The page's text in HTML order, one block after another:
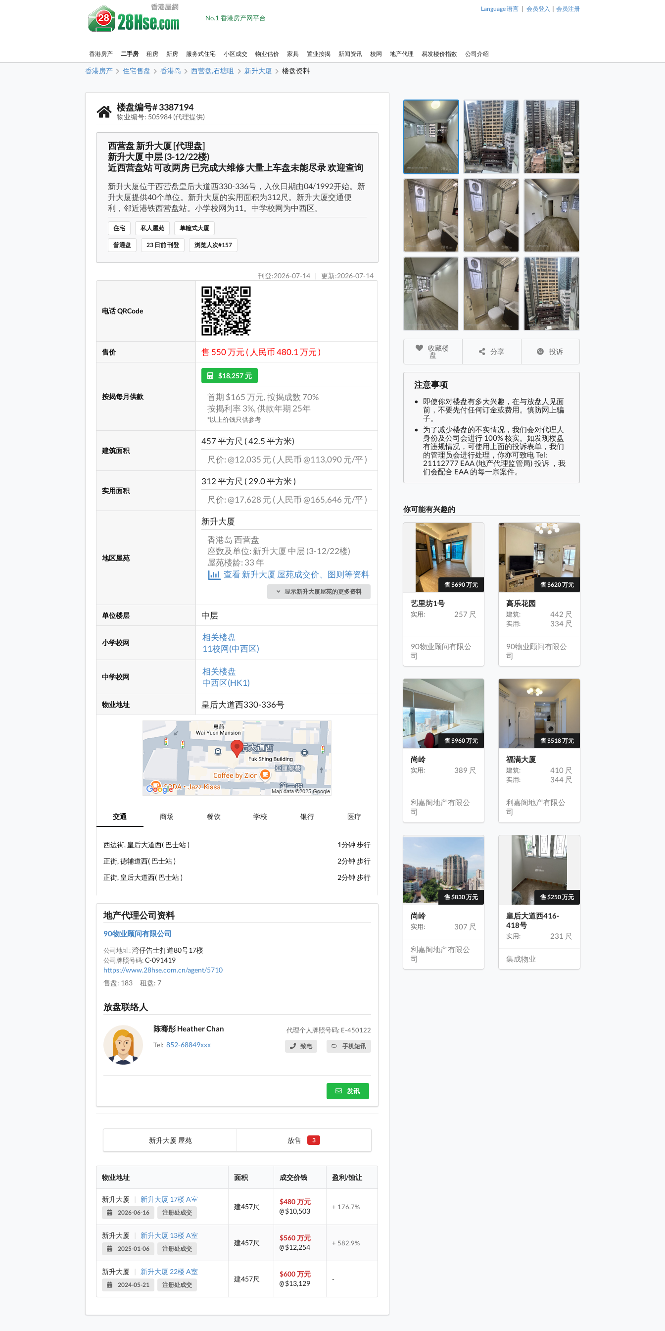
No.1 香港房产网平台
Language 语言 | 会员登入 | 会员注册
香港房产 二手房 租房 新房 服务式住宅 小区成交 物业估价 家具 置业按揭 新闻资讯 校网 地产代理 易发楼价指数 公司介绍
香港房产 住宅售盘 香港岛 西营盘,石塘咀 新升大厦 楼盘资料
楼盘编号# 3387194
物业编号: 505984 (代理提供)
西营盘 新升大厦 [代理盘]
新升大厦 中层 (3-12/22楼)
近西营盘站 可改两房 已完成大维修 大量上车盘未能尽录 欢迎查询
新升大厦位于西营盘皇后大道西330-336号，入伙日期由04/1992开始。新
升大厦提供40个单位。新升大厦的实用面积为312尺。新升大厦交通便
利，邻近港铁西营盘站。小学校网为11。中学校网为中西区。
住宅 私人屋苑 单幢式大厦
普通盘 23 日前 刊登 浏览人次#157
刊登:2026-07-14 | 更新:2026-07-14
电话 QRCode
售价 售 550 万元 ( 人民币 480.1 万元 )
按揭每月供款
$18,257 元
首期 $165 万元, 按揭成数 70%
按揭利率 3%, 供款年期 25年
*以上价钱只供参考
建筑面积
457 平方尺 ( 42.5 平方米)
尺价: @12,035 元 ( 人民币 @113,090 元/平 )
实用面积
312 平方尺 ( 29.0 平方米 )
尺价: @17,628 元 ( 人民币 @165,646 元/平 )
地区屋苑
新升大厦
香港岛 西营盘
座数及单位: 新升大厦 中层 (3-12/22楼)
屋苑楼龄: 33 年
查看 新升大厦 屋苑成交价、图则等资料
显示新升大厦屋苑的更多资料
单位楼层 中层
小学校网
相关楼盘
11校网(中西区)
中学校网
相关楼盘
中西区(HK1)
物业地址 皇后大道西330-336号
交通 商场 餐饮 学校 银行 医疗
西边街, 皇后大道西( 巴士站 )
1分钟 步行
正街, 德辅道西( 巴士站 )
2分钟 步行
正街, 皇后大道西( 巴士站 )
2分钟 步行
地产代理公司资料
90物业顾问有限公司
公司地址:湾仔告士打道80号17楼
公司牌照号码:C-091419
https://www.28hse.com.cn/agent/5710
售盘: 183
租盘: 7
放盘联络人
陈骞彤 Heather Chan
代理个人牌照号码: E-450122
Tel: 852-68849xxx 致电 手机短讯
发讯
新升大厦 屋苑 放售 3
物业地址 面积 成交价钱 盈利/蚀让
新升大厦 | 新升大厦 17楼 A室
2026-06-16 注册处成交
建457尺
$480 万元
@ $10,503 + 176.7%
新升大厦 | 新升大厦 13楼 A室
2025-01-06 注册处成交
建457尺
$560 万元
@ $12,254 + 582.9%
新升大厦 | 新升大厦 22楼 A室
2024-05-21 注册处成交
建457尺
$600 万元
@ $13,129
-
新升大厦 售盘 312 平方尺 ( 29.0 平方米 )
新升大厦 售盘 312 平方尺 ( 29.0 平方米 )
新升大厦 售盘 312 平方尺 ( 29.0 平方米 )
新升大厦 售盘 312 平方尺 ( 29.0 平方米 )
新升大厦 售盘 312 平方尺 ( 29.0 平方米 )
新升大厦 售盘 312 平方尺 ( 29.0 平方米 )
新升大厦 售盘 312 平方尺 ( 29.0 平方米 )
新升大厦 售盘 312 平方尺 ( 29.0 平方米 )
新升大厦 售盘 312 平方尺 ( 29.0 平方米 )
新升大厦 售盘 312 平方尺 ( 29.0
平方米 )
盘
分享 投诉
注意事项
即使你对楼盘有多大兴趣，在与放盘人见面
前，不要先付任何订金或费用。慎防网上骗
子。
为了减少楼盘的不实情况，我们会对代理人
身份及公司会进行 100% 核实。如发现楼盘
有违规情况，可使用上面的投诉表单，我们
的管理员会进行处理，你亦可致电 Tel:
21112777 EAA (地产代理监管局) 投诉 ，我
们会配合 EAA 的每一宗案件。
你可能有兴趣的
售 $690 万元
艺里坊1号
实用: 257 尺
90物业顾问有限公
司
售 $620 万元
高乐花园
建筑: 442 尺
实用: 334 尺
90物业顾问有限公
司
售 $960 万元
尚岭
实用: 389 尺
利嘉阁地产有限公
司
售 $518 万元
福满大厦
建筑: 410 尺
实用: 344 尺
利嘉阁地产有限公
司
售 $830 万元
尚岭
实用: 307 尺
利嘉阁地产有限公
司
售 $250 万元
皇后大道西416-
418号
实用: 231 尺
集成物业